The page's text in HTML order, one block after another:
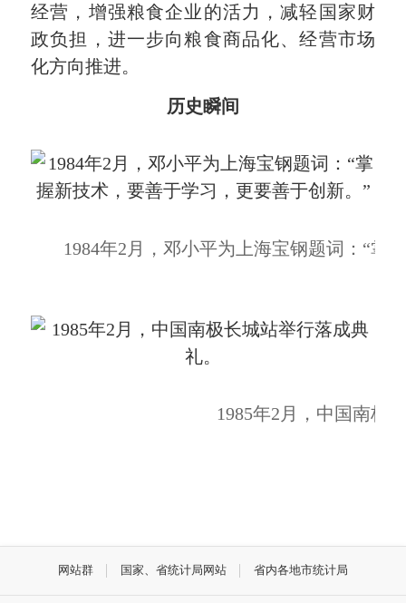
经营，增强粮食企业的活力，减轻国家财
政负担，进一步向粮食商品化、经营市场
化方向推进。
历史瞬间
1984年2月，邓小平为上海宝钢题词：“掌
1985年2月，中国南极
网站群 国家、省统计局网站 省内各地市统计局